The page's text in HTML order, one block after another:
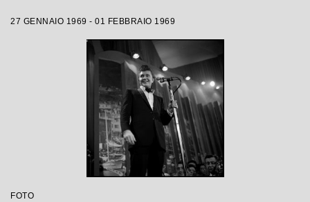
27 GENNAIO 1969 - 01 FEBBRAIO 1969
FOTO